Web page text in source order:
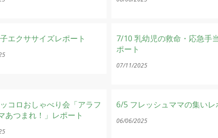
エクササイズレポート
7/10 乳幼児の救命・応急手
ポート
07/11/2025
コロおしゃべり会「アラフ
あつまれ！」レポート
6/5 フレッシュママの集いレ
06/06/2025